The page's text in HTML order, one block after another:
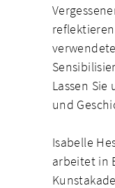
Lassen
und
Isabelle
arbeitet in